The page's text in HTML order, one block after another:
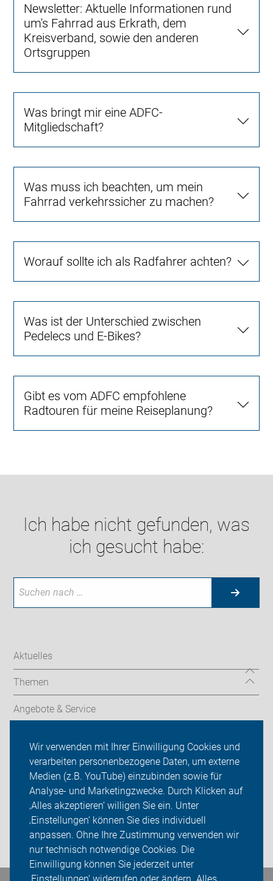
Wir verwenden mit Ihrer Einwilligung Cookies und
verarbeiten personenbezogene Daten, um externe
Medien (z.B. YouTube) einzubinden sowie für
Analyse- und Marketingzwecke. Durch Klicken auf
‚Alles akzeptieren‘ willigen Sie ein. Unter
‚Einstellungen‘ können Sie dies individuell
anpassen. Ohne Ihre Zustimmung verwenden wir
nur technisch notwendige Cookies. Die
Einwilligung können Sie jederzeit unter
Newsletter: Aktuelle Informationen rund
um's Fahrrad aus Erkrath, dem
Kreisverband, sowie den anderen
Ortsgruppen
Was bringt mir eine ADFC-
Mitgliedschaft?
Was muss ich beachten, um mein
Fahrrad verkehrssicher zu machen?
Worauf sollte ich als Radfahrer achten?
Was ist der Unterschied zwischen
Pedelecs und E-Bikes?
Gibt es vom ADFC empfohlene
Radtouren für meine Reiseplanung?
Ich habe nicht gefunden, was
ich gesucht habe:
Aktuelles
Themen
Angebote & Service
Newsletter
Sei dabei
Presse
Login